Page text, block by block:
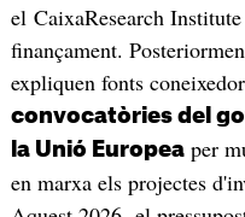
el CaixaResearch
finançament.
expliquen fonts
convocatòries del
la Unió Europeaper
en marxa els projectes